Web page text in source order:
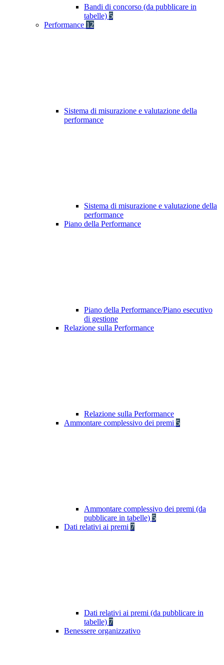
Bandi di concorso (da pubblicare in
tabelle) 5
Performance 12
Sistema di misurazione e valutazione della
performance
Sistema di misurazione e valutazione della
performance
Piano della Performance
Piano della Performance/Piano esecutivo
di gestione
Relazione sulla Performance
Relazione sulla Performance
Ammontare complessivo dei premi 5
Ammontare complessivo dei premi (da
pubblicare in tabelle) 5
Dati relativi ai premi 7
Dati relativi ai premi (da pubblicare in
tabelle) 7
Benessere organizzativo